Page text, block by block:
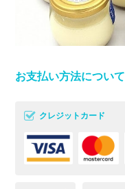
お支払い方法について
クレジットカード